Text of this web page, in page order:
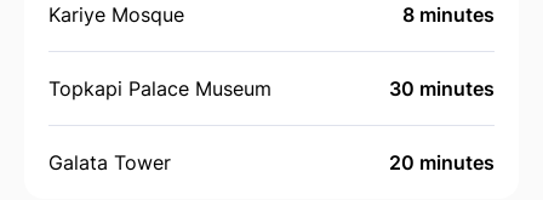
Kariye Mosque 8 minutes
Topkapi Palace Museum 30 minutes
Galata Tower 20 minutes